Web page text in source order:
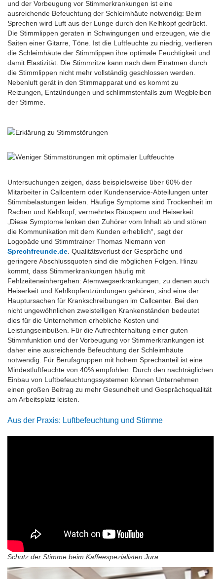
und der Vorbeugung vor Stimmerkrankungen ist eine
ausreichende Befeuchtung der Schleimhäute notwendig: Beim
Sprechen wird Luft aus der Lunge durch den Kelhkopf gedrückt.
Die Stimmlippen geraten in Schwingungen und erzeugen, wie die
Saiten einer Gitarre, Töne. Ist die Luftfeuchte zu niedrig, verlieren
die Schleimhäute der Stimmlippen ihre optimale Feuchtigkeit und
damit Elastizität. Die Stimmritze kann nach dem Einatmen durch
die Stimmlippen nicht mehr vollständig geschlossen werden.
Nebenluft gerät in den Stimmapparat und es kommt zu
Reizungen, Entzündungen und schlimmstenfalls zum Wegbleiben
der Stimme.
Untersuchungen zeigen, dass beispielsweise über 60% der
Mitarbeiter in Callcentern oder Kundenservice-Abteilungen unter
Stimmbelastungen leiden. Häufige Symptome sind Trockenheit im
Rachen und Kehlkopf, vermehrtes Räuspern und Heiserkeit.
„Diese Symptome lenken den Zuhörer vom Inhalt ab und stören
die Kommunikation mit dem Kunden erheblich“, sagt der
Logopäde und Stimmtrainer Thomas Niemann von
Sprechfreunde.de . Qualitätsverlust der Gespräche und
geringere Abschlussquoten sind die möglichen Folgen. Hinzu
kommt, dass Stimmerkrankungen häufig mit
Fehlzeiteneinhergehen: Atemwegserkrankungen, zu denen auch
Heiserkeit und Kehlkopfentzündungen gehören, sind eine der
Hauptursachen für Krankschreibungen im Callcenter. Bei den
nicht ungewöhnlichen zweistelligen Krankenständen bedeutet
dies für die Unternehmen erhebliche Kosten und
Leistungseinbußen. Für die Aufrechterhaltung einer guten
Stimmfunktion und der Vorbeugung vor Stimmerkrankungen ist
daher eine ausreichende Befeuchtung der Schleimhäute
notwendig. Für Berufsgruppen mit hohem Sprechanteil ist eine
Mindestluftfeuchte von 40% empfohlen. Durch den nachträglichen
Einbau von Luftbefeuchtungssystemen können Unternehmen
einen großen Beitrag zu mehr Gesundheit und Gesprächsqualität
am Arbeitsplatz leisten.
Aus der Praxis: Luftbefeuchtung und Stimme
Schutz der Stimme beim Kaffeespezialisten Jura